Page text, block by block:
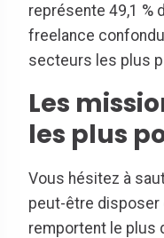
représente 49,1 %
freelance
secteurs les plus
Les
les plus
Vous hésitez à
peut-être disposer
remportent le plus